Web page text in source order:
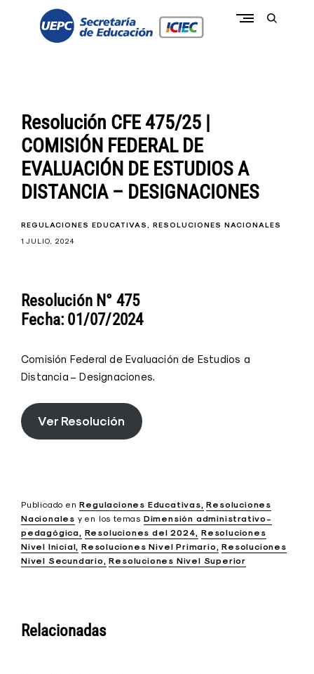
t
a
t
e
I
C
I
E
-
E
open
Resolución CFE 475/25 |
COMISIÓN FEDERAL DE
EVALUACIÓN DE ESTUDIOS A
DISTANCIA – DESIGNACIONES
REGULACIONES EDUCATIVAS RESOLUCIONES NACIONALES
1 JULIO, 2024
Resolución N° 475
Fecha: 01/07/2024
Comisión Federal de Evaluación de Estudios a
Distancia – Designaciones.
Ver Resolución
Publicado enRegulaciones Educativas Resoluciones
Nacionales yen los temas Dimensión administrativo-
pedagógica Resoluciones del 2024 Resoluciones
Nivel Inicial Resoluciones Nivel Primario Resoluciones
Nivel Secundario Resoluciones Nivel Superior
Relacionadas